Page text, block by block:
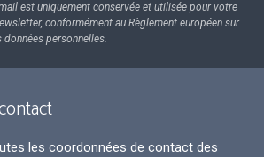
est uniquement conservée et utilisée pour votre
conformément au Règlement européen sur
personnelles.
les coordonnées de contact des